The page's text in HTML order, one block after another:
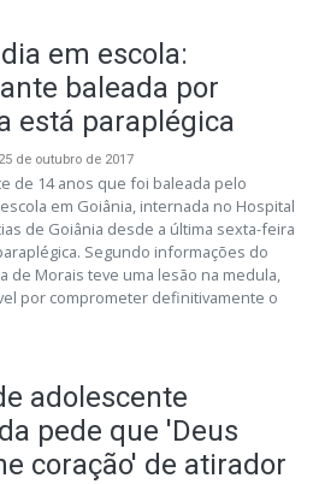
em escola:
baleada por
está paraplégica
25 de outubro de 2017
de 14 anos que foi baleada pelo
em Goiânia, internada no Hospital
de Goiânia desde a última sexta-feira
Segundo informações do
de Morais teve uma lesão na medula,
por comprometer definitivamente o
adolescente
pede que 'Deus
coração' de atirador